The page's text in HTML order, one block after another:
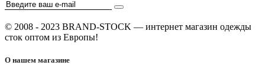
© 2008 - 2023 BRAND-STOCK — интернет магазин одежды
сток оптом из Европы!
О нашем магазине